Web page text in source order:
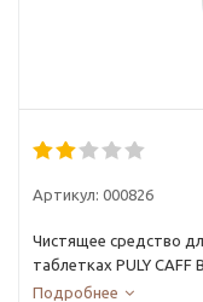
Артикул: 000826
Чистящее средство
таблетках PULY CAFF
Подробнее